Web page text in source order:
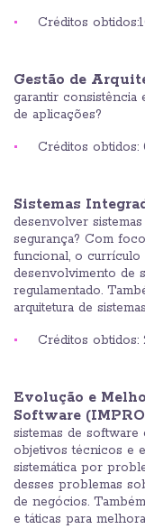
Créditos
Gestão de
garantir consistência
de aplicações?
Créditos
Sistemas
desenvolver
segurança? Com
funcional, o
desenvolvimento de
regulamentado.
arquitetura de
Créditos
Evolução e
Software
sistemas de software
objetivos técnicos e
sistemática por
desses problemas
de negócios.
e táticas para